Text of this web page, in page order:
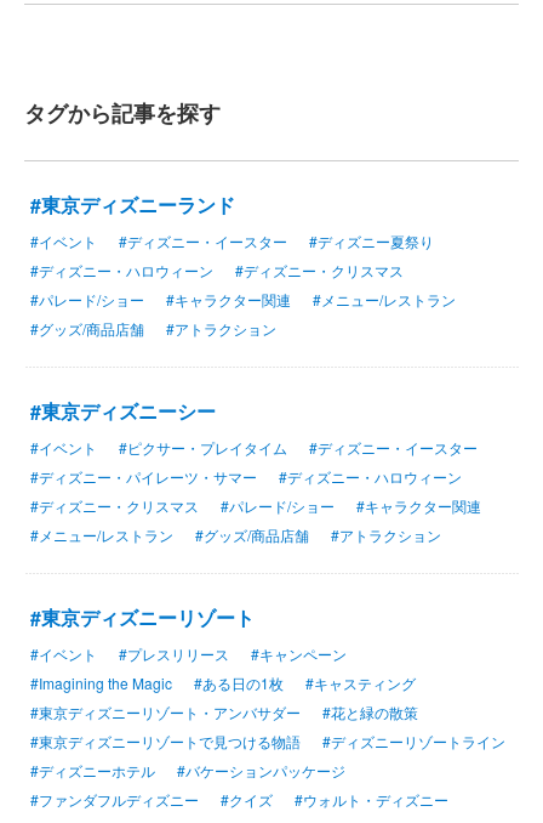
タグから記事を探す
#東京ディズニーランド
#イベント #ディズニー・イースター
#ディズニー夏祭り
#ディズニー・ハロウィーン
#ディズニー・クリスマス
#パレード/ショー
#キャラクター関連
#メニュー/レストラン
#グッズ/商品店舗
#アトラクション
#東京ディズニーシー
#イベント #ピクサー・プレイタイム
#ディズニー・イースター
#ディズニー・パイレーツ・サマー
#ディズニー・ハロウィーン
#ディズニー・クリスマス
#パレード/ショー
#キャラクター関連
#メニュー/レストラン
#グッズ/商品店舗 #アトラクション
#東京ディズニーリゾート
#イベント #プレスリリース
#キャンペーン
#Imagining the Magic
#ある日の1枚
#キャスティング
#東京ディズニーリゾート・アンバサダー
#花と緑の散策
#東京ディズニーリゾートで見つける物語
#ディズニーリゾートライン
#ディズニーホテル
#バケーションパッケージ
#ファンダフルディズニー
#クイズ #ウォルト・ディズニー